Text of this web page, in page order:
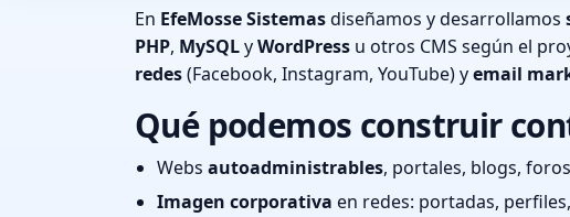
En EfeMosse Sistemasdiseñamos y desarrollamos
PHP, MySQLyWordPress u otros CMS según el
redes(Facebook, Instagram, YouTube) yemail
Qué podemos construir
Webs autoadministrables, portales, blogs,
Imagen corporativa en redes: portadas,